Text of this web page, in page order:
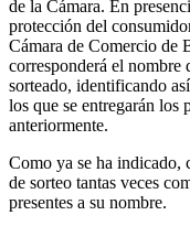
de la Cámara. En
protección del
Cámara de Comercio de
corresponderá el nombre
sorteado, identificando
los que se entregarán los
anteriormente.
Como ya se ha indicado,
de sorteo tantas veces
presentes a su nombre.